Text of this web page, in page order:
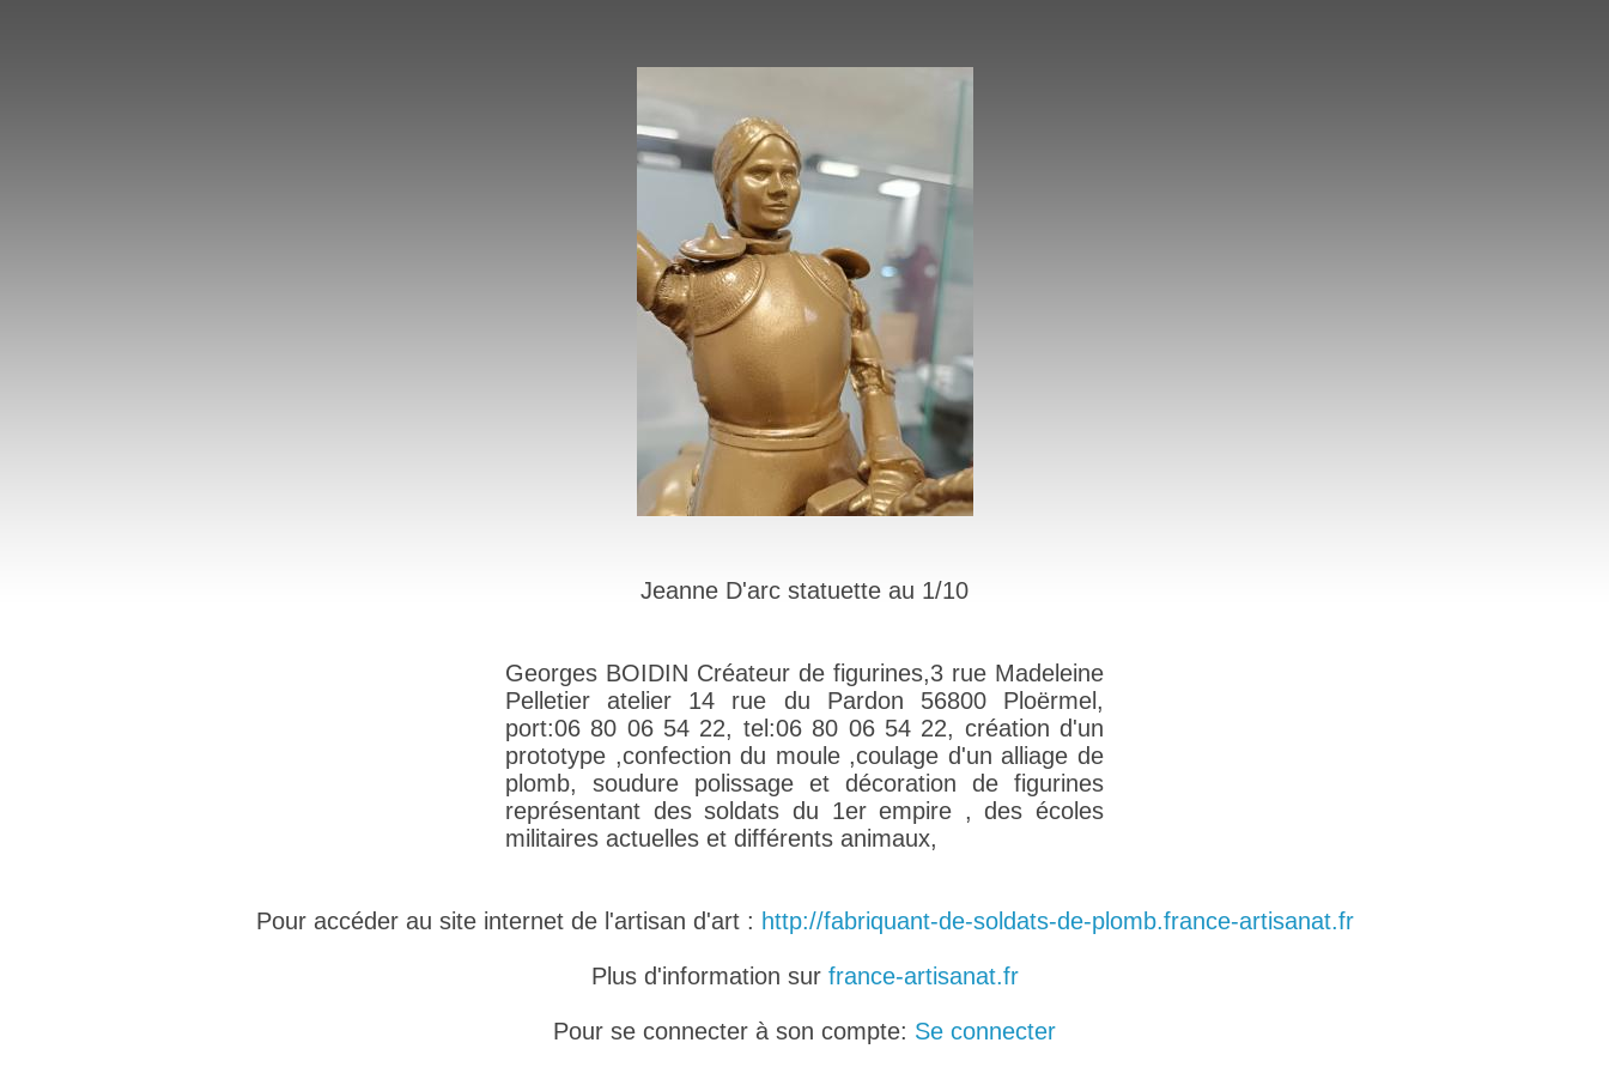
Jeanne D'arc statuette au 1/10
Georges BOIDIN Créateur de figurines,3 rue Madeleine
Pelletier atelier 14 rue du Pardon 56800 Ploërmel,
port:06 80 06 54 22, tel:06 80 06 54 22, création d'un
prototype ,confection du moule ,coulage d'un alliage de
plomb, soudure polissage et décoration de figurines
représentant des soldats du 1er empire , des écoles
militaires actuelles et différents animaux,
Pour accéder au site internet de l'artisan d'art : http://fabriquant-de-soldats-de-plomb.france-artisanat.fr
Plus d'information sur france-artisanat.fr
Pour se connecter à son compte: Se connecter